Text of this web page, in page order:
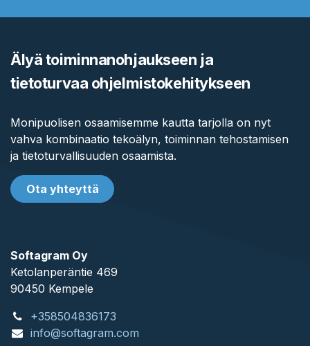
Älyä toiminnanohjaukseen ja
tietoturvaa ohjelmistokehitykseen
Monipuolisen osaamisemme kautta tarjolla on nyt
vahva kombinaatio tekoälyn, toiminnan tehostamisen
ja tietoturvallisuuden osaamista.
Ota yhteyttä
Softagram Oy
Ketolanperäntie 469
90450 ​Kempele
+358504836173
info@softagram.com